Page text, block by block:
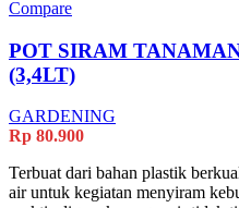
Compare
POT SIRAM
(3,4LT)
GARDENING
Rp 80.900
Terbuat dari bahan plastik
air untuk kegiatan menyiram